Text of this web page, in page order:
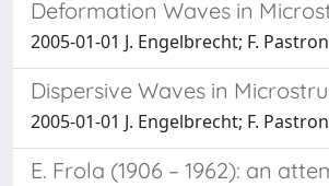
Deformation Waves in
2005-01-01 J. Engelbrecht; F.
Dispersive Waves in
2005-01-01 J. Engelbrecht; F.
E. Frola (1906 – 1962): an